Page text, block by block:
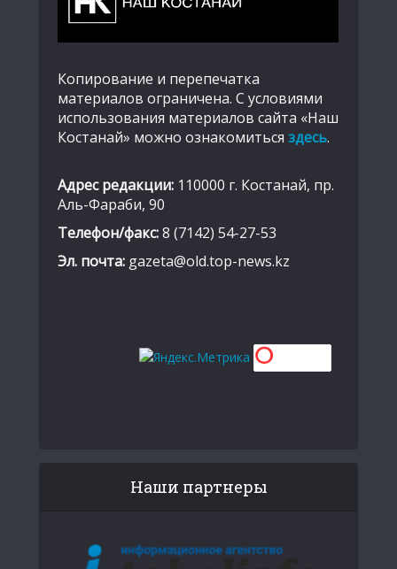
Копирование и перепечатка
материалов ограничена. С условиями
использования материалов сайта «Наш
Костанай» можно ознакомиться здесь.
Адрес редакции: 110000 г. Костанай, пр.
Аль-Фараби, 90
Телефон/факс:8 (7142) 54-27-53
Эл. почта: gazeta@old.top-news.kz
Наши партнеры